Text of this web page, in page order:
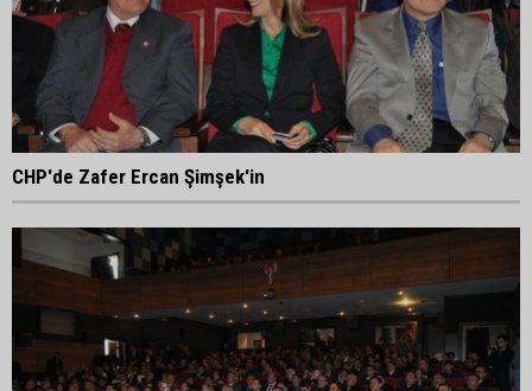
CHP'de Zafer Ercan Şimşek'in